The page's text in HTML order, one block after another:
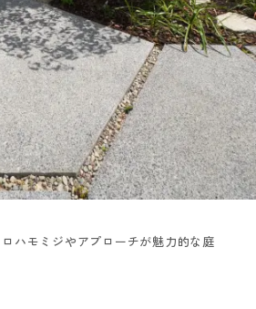
ハモミジやアプローチが魅力的な庭